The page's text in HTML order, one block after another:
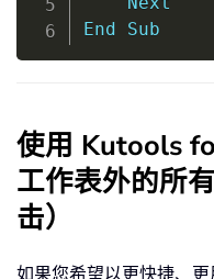
End
Sub
使用 Kutools
工作表外的所
击）
如果您希望以更快捷、